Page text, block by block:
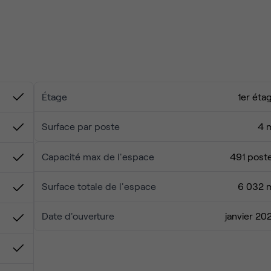
de bureaux modernes
(4 à 25 postes), coworking et plateaux de 50 postes
espaces de convivialité ☕💼
et trottinettes 🚴🛴, salle de sieste 💤
haut débit 📶
Étage 1er
Surface par poste 4
Capacité max de l'espace 491
Surface totale de l'espace 6 032
Date d'ouverture janvier